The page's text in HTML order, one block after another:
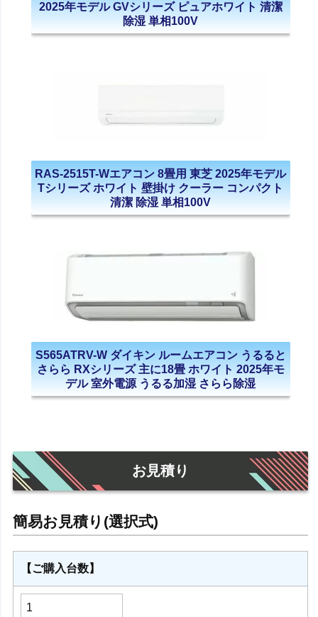
2025年モデル GVシリーズ ピュアホワイト 清潔
除湿 単相100V
RAS-2515T-Wエアコン 8畳用 東芝 2025年モデル
Tシリーズ ホワイト 壁掛け クーラー コンパクト
清潔 除湿 単相100V
S565ATRV-W ダイキン ルームエアコン うるると
さらら RXシリーズ 主に18畳 ホワイト 2025年モ
デル 室外電源 うるる加湿 さらら除湿
お見積り
【ご購入台数】